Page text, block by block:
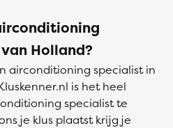
Holland?
airconditioning specialist in
is het heel
specialist te
je klus plaatst krijg je